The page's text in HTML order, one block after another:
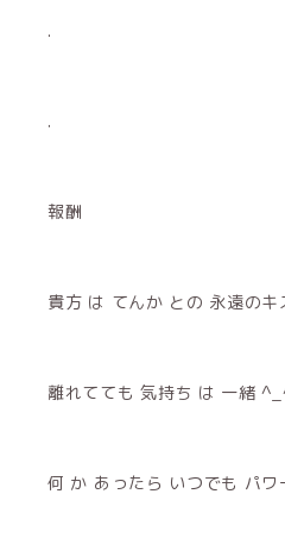
.
.
報酬
貴方 は てんか との 永遠の
離れてても 気持ち は 一緒
何 か あったら いつでも パワ